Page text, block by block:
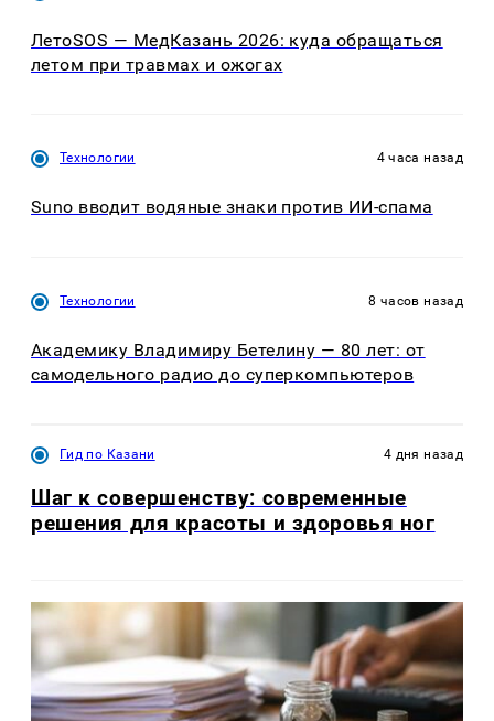
ЛетоSOS — МедКазань 2026: куда обращаться
летом при травмах и ожогах
Технологии 4 часа назад
Suno вводит водяные знаки против ИИ-спама
Технологии 8 часов назад
Академику Владимиру Бетелину — 80 лет: от
самодельного радио до суперкомпьютеров
Гид по Казани 4 дня назад
Шаг к совершенству: современные
решения для красоты и здоровья ног